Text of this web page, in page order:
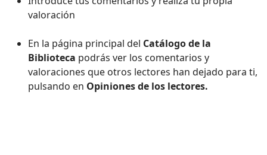
valoración
En la página principal del Catálogo de la
Biblioteca podrás ver los comentarios y
valoraciones que otros lectores han dejado para ti,
pulsando en Opiniones de los lectores.